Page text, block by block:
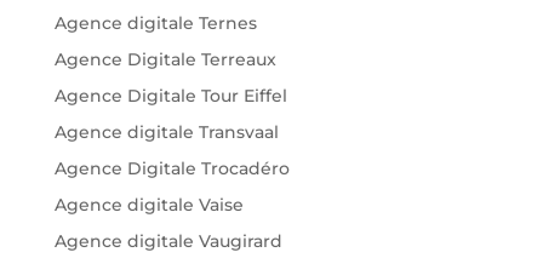
Agence digitale Ternes
Agence Digitale Terreaux
Agence Digitale Tour Eiffel
Agence digitale Transvaal
Agence Digitale Trocadéro
Agence digitale Vaise
Agence digitale Vaugirard